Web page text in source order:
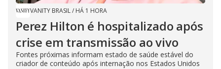
VANITY BRASIL/ HÁ 1 HORA
Perez Hilton é hospitalizado após
crise em transmissão ao vivo
Fontes próximas informam estado de saúde estável do
criador de conteúdo após internação nos Estados Unidos